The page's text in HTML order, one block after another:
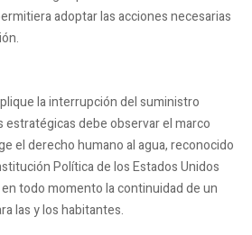
adoptar las acciones necesarias
la interrupción del suministro
debe observar el marco
el derecho humano al agua, reconocido
Política de los Estados Unidos
todo momento la continuidad de un
las y los habitantes.